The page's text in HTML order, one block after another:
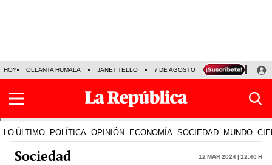
HOY OLLANTA HUMALA JANET TELLO 7 DE AGOSTO TINKA RESULTADOS
LO ÚLTIMO POLÍTICA OPINIÓN ECONOMÍA SOCIEDAD MUNDO
Sociedad 12 Mar 2024 | 12:40 h